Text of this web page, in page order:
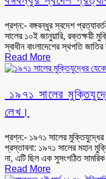
প্রশ্ন:- বঙ্গবন্ধুর স্বদেশ
সালের ১০ই জানুয়ারি, রক্তক্ষয়ী
স্বাধীন বাংলাদেশের স্থপতি
Read More
১৯৭১ সালের
লেখ।
প্রশ্ন:- ১৯৭১ সালের
প্রস্তাবনা: ১৯৭১ সালের মহান
না, এটি ছিল এক সুসংগঠিত
Read More